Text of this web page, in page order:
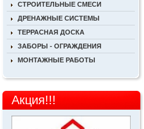
СТРОИТЕЛЬНЫЕ СМЕСИ
ДРЕНАЖНЫЕ СИСТЕМЫ
ТЕРРАСНАЯ ДОСКА
ЗАБОРЫ - ОГРАЖДЕНИЯ
МОНТАЖНЫЕ РАБОТЫ
Акция!!!